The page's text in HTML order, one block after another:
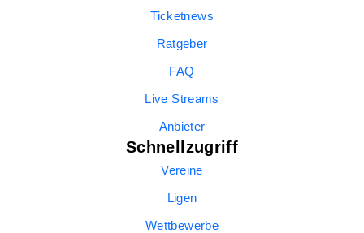
Ticketnews
Ratgeber
FAQ
Live Streams
Anbieter
Schnellzugriff
Vereine
Ligen
Wettbewerbe